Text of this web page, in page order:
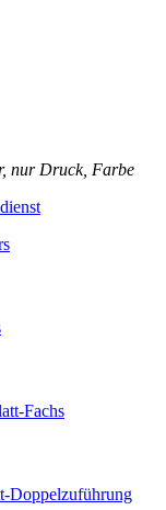
nur Druck, Farbe
Fachs
Doppelzuführung